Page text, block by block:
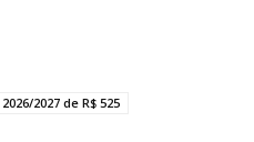
2027 de R$ 525